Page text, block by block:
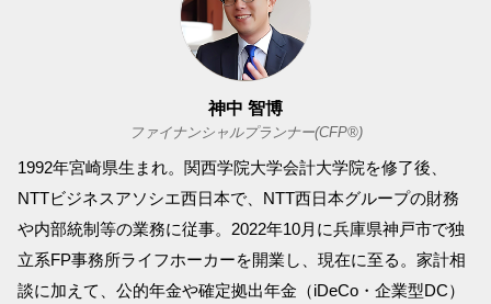
神中 智博
ファイナンシャルプランナー(CFP®)
1992年宮崎県生まれ。関西学院大学会計大学院を修了後、
NTTビジネスアソシエ西日本で、NTT西日本グループの財務
や内部統制等の業務に従事。2022年10月に兵庫県神戸市で独
立系FP事務所ライフホーカーを開業し、現在に至る。家計相
談に加えて、公的年金や確定拠出年金（iDeCo・企業型DC）